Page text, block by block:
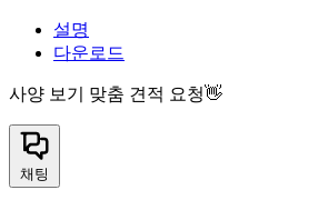
설명
다운로드
사양 보기 맞춤 견적 요청👋
채팅